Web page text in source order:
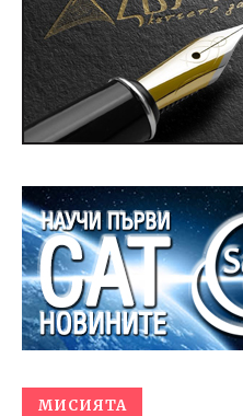
МИСИЯТА